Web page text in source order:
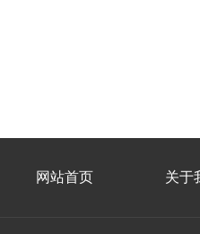
网站首页 关于